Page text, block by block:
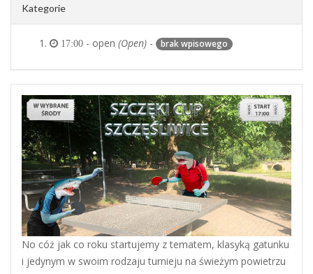
Kategorie
17:00 - open (Open) - brak wpisowego
No cóż jak co roku startujemy z tematem, klasyką gatunku
i jedynym w swoim rodzaju turnieju na świeżym powietrzu